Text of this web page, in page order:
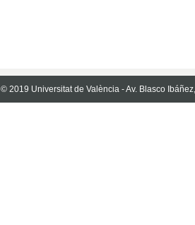
© 2019 Universitat de València - Av. Blasco